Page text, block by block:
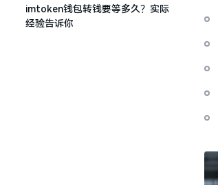
imtoken钱包转钱要等多久？实际
经验告诉你